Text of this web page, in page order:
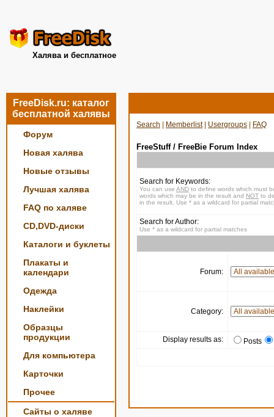
Халява и бесплатное
FreeDisk.ru: каталог
бесплатной халявы
Форум
Новая халява
Новые отзывы
Лучшая халява
FAQ по халяве
CD,DVD-диски
Каталоги и буклеты
Плакаты и
календари
Одежда
Наклейки
Образцы
продукции
Для компьютера
Карточки
Прочее
Сайты о халяве
Search Memberlist| Usergroups FAQ
FreeStuff / FreeBie Forum Index
Search for Keywords:
You can use AND to define words which must
words which may be in the result and NOT to
in the result. Use * as a wildcard for partial
Search for Author:
Use * as a wildcard for partial matches
Forum:
Category:
Display results as: Posts